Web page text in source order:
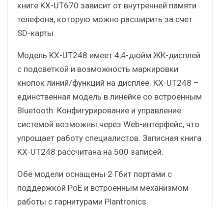
книге KX-UT670 зависит от внутренней памяти
телефона, которую можно расширить за счет
SD-карты.
Модель KX-UT248 имеет 4,4-дюйм ЖК-дисплей
с подсветкой и возможность маркировки
кнопок линий/функций на дисплее. KX-UT248 –
единственная модель в линейке со встроенным
Bluetooth. Конфигурирование и управление
системой возможны через Web-интерфейс, что
упрощает работу специалистов. Записная книга
KX-UT248 рассчитана на 500 записей.
Обе модели оснащены 2 Гбит портами с
поддержкой PoE и встроенным механизмом
работы с гарнитурами Plantronics.